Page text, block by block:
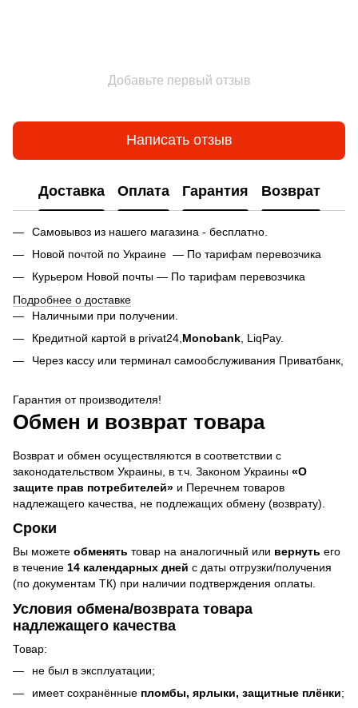
Добавьте первый отзыв
Написать отзыв
Доставка Оплата Гарантия Возврат
Самовывоз из нашего магазина - бесплатно.
Новой почтой по Украине — По тарифам перевозчика
Курьером Новой почты — По тарифам перевозчика
Подробнее о доставке
Наличными при получении.
Кредитной картой в privat24, Monobank LiqPay.
Через кассу или терминал самообслуживания Приватбанк,
Гарантия от производителя!
Обмен и возврат товара
Возврат и обмен осуществляются в соответствии с
законодательством Украины, в т.ч. Законом Украины «О
защите прав потребителей» и Перечнем товаров
надлежащего качества, не подлежащих обмену (возврату).
Сроки
Вы можете обменять товар на аналогичный или вернуть его
в течение 14 календарных дней с даты отгрузки/получения
(по документам ТК) при наличии подтверждения оплаты.
Условия обмена/возврата товара
надлежащего качества
Товар:
не был в эксплуатации;
имеет сохранённые пломбы, ярлыки, защитные плёнки;